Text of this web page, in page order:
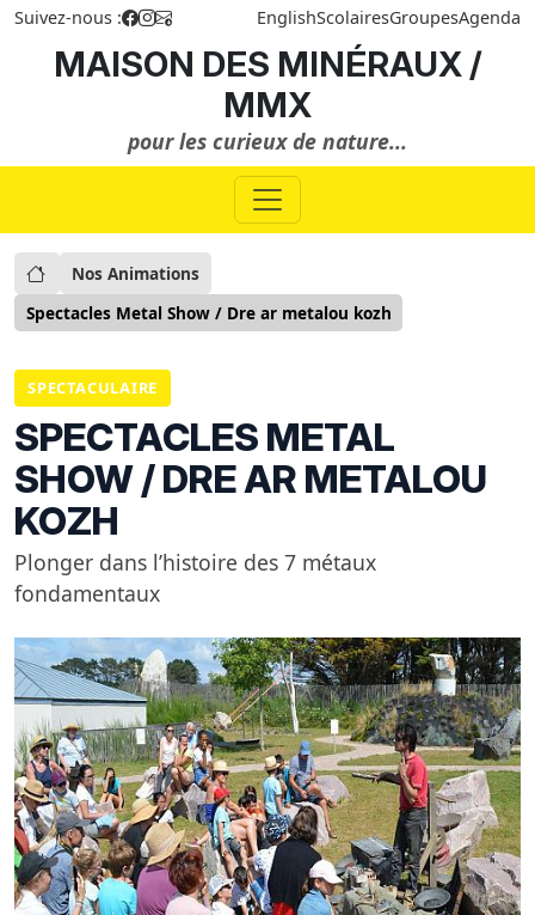
Suivez-nous : EnglishScolairesGroupesAgenda
MAISON DES MINÉRAUX /
MMX
pour les curieux de nature...
Nos Animations
Spectacles Metal Show / Dre ar metalou kozh
SPECTACULAIRE
SPECTACLES METAL
SHOW / DRE AR METALOU
KOZH
Plonger dans l’histoire des 7 métaux
fondamentaux